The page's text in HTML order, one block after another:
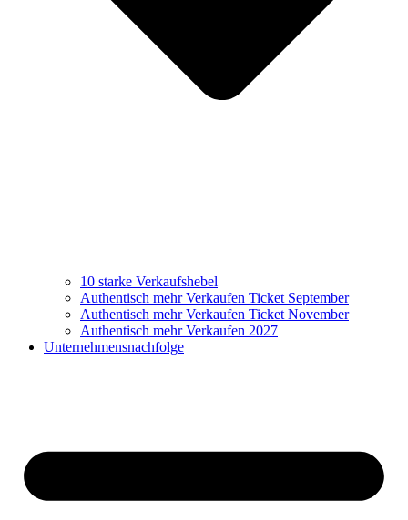
10 starke Verkaufshebel
Authentisch mehr Verkaufen Ticket September
Authentisch mehr Verkaufen Ticket November
Authentisch mehr Verkaufen 2027
Unternehmensnachfolge